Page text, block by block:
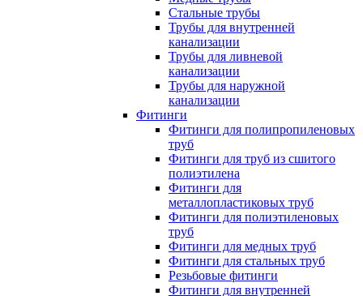
Стальные трубы
Трубы для внутренней
канализации
Трубы для ливневой
канализации
Трубы для наружной
канализации
Фитинги
Фитинги для полипропиленовых
труб
Фитинги для труб из сшитого
полиэтилена
Фитинги для
металлопластиковых труб
Фитинги для полиэтиленовых
труб
Фитинги для медных труб
Фитинги для стальных труб
Резьбовые фитинги
Фитинги для внутренней